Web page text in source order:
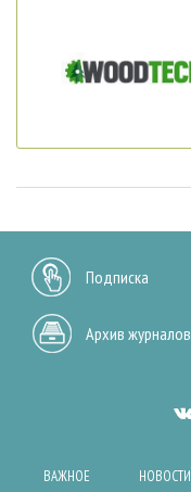
Подписка
Архив журналов
ВАЖНОЕ НОВОСТИ